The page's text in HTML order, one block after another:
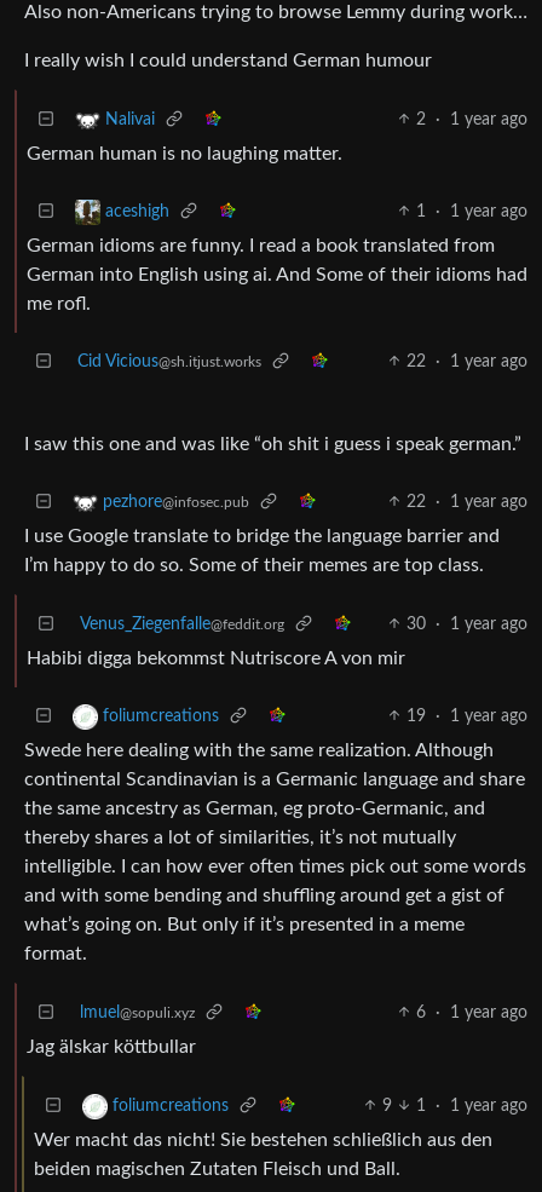
Also non-Americans trying to browse Lemmy during work…
I really wish I could understand German humour
Nalivai 2 · 1 year ago
German human is no laughing matter.
aceshigh 1 · 1 year ago
German idioms are funny. I read a book translated from
German into English using ai. And Some of their idioms had
me rofl.
Cid Vicious@sh.itjust.works 22 · 1 year ago
I saw this one and was like “oh shit i guess i speak german.”
pezhore@infosec.pub 22 · 1 year ago
I use Google translate to bridge the language barrier and
I’m happy to do so. Some of their memes are top class.
Venus_Ziegenfalle@feddit.org 30 · 1 year ago
Habibi digga bekommst Nutriscore A von mir
foliumcreations 19 · 1 year ago
Swede here dealing with the same realization. Although
continental Scandinavian is a Germanic language and share
the same ancestry as German, eg proto-Germanic, and
thereby shares a lot of similarities, it’s not mutually
intelligible. I can how ever often times pick out some words
and with some bending and shuffling around get a gist of
what’s going on. But only if it’s presented in a meme
format.
lmuel @sopuli.xyz 6 · 1 year ago
Jag älskar köttbullar
foliumcreations 9 1 · 1 year ago
Wer macht das nicht! Sie bestehen schließlich aus den
beiden magischen Zutaten Fleisch und Ball.